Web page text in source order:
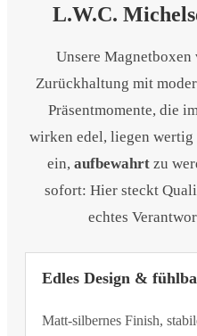
L.W.C.
Unsere Magnetboxen
Zurückhaltung mit
Präsentmomente, die
wirken edel, liegen wertig
ein, aufbewahrt zu
sofort: Hier steckt
echtes
Edles Design &
Matt-silbernes Finish,